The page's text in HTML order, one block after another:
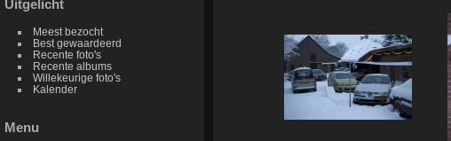
Uitgelicht
Meest bezocht
Best gewaardeerd
Recente foto's
Recente albums
Willekeurige foto's
Kalender
Menu